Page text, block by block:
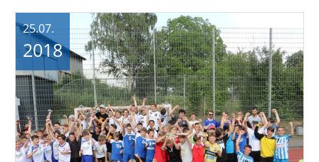
25.07.
2018